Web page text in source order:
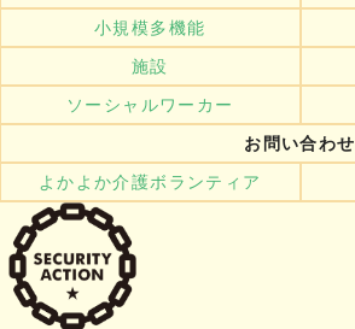
小規模多機能
施設
ソーシャルワーカー
お問い合わせ
よかよか介護ボランティア